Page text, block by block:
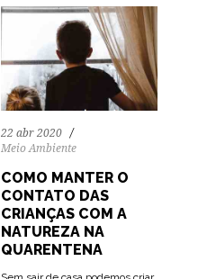
22 abr 2020
Meio Ambiente
COMO MANTER O
CONTATO DAS
CRIANÇAS COM A
NATUREZA NA
QUARENTENA